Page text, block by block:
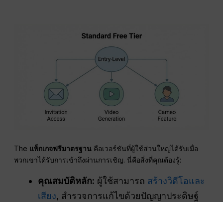
The แพ็กเกจฟรีมาตรฐาน คือเวอร์ชันที่ผู้ใช้ส่วนใหญ่ได้รับเมื่อ
พวกเขาได้รับการเข้าถึงผ่านการเชิญ. นี่คือสิ่งที่คุณต้องรู้:
คุณสมบัติหลัก: ผู้ใช้สามารถ สร้างวิดีโอและ
เสียง, สำรวจการแก้ไขด้วยปัญญาประดิษฐ์